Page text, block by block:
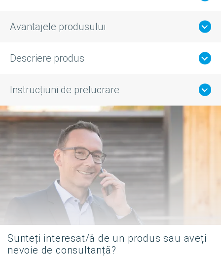
Avantajele produsului
Descriere produs
Instrucțiuni de prelucrare
Sunteți interesat/ă de un produs sau aveți
nevoie de consultanță?